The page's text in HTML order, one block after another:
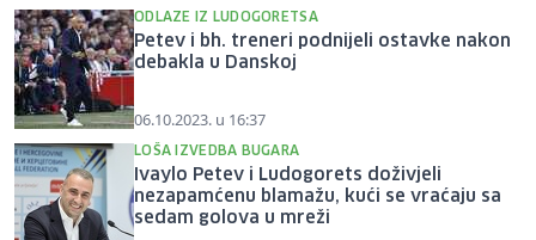
ODLAZE IZ LUDOGORETSA
Petev i bh. treneri podnijeli ostavke nakon
debakla u Danskoj
06.10.2023. u 16:37
LOŠA IZVEDBA BUGARA
Ivaylo Petev i Ludogorets doživjeli
nezapamćenu blamažu, kući se vraćaju sa
sedam golova u mreži